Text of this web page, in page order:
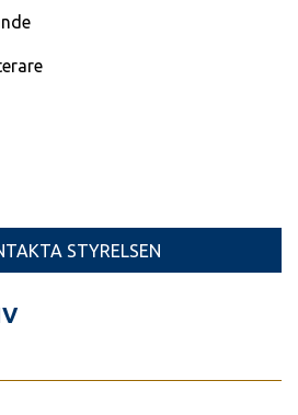
STYRELSEN